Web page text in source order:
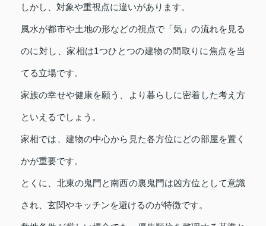
しかし、対象や重視点に違いがあります。
風水が都市や土地の形などの視点で「気」の流れを見る
のに対し、家相は1つひとつの建物の間取りに焦点を当
てる立場です。
家族の幸せや健康を願う、より暮らしに密着した考え方
といえるでしょう。
家相では、建物の中心から見た各方位にどの部屋を置く
かが重要です。
とくに、北東の鬼門と南西の裏鬼門は凶方位として意識
され、玄関やキッチンを避けるのが特徴です。